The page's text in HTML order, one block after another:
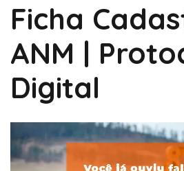
Ficha
ANM |
Digital